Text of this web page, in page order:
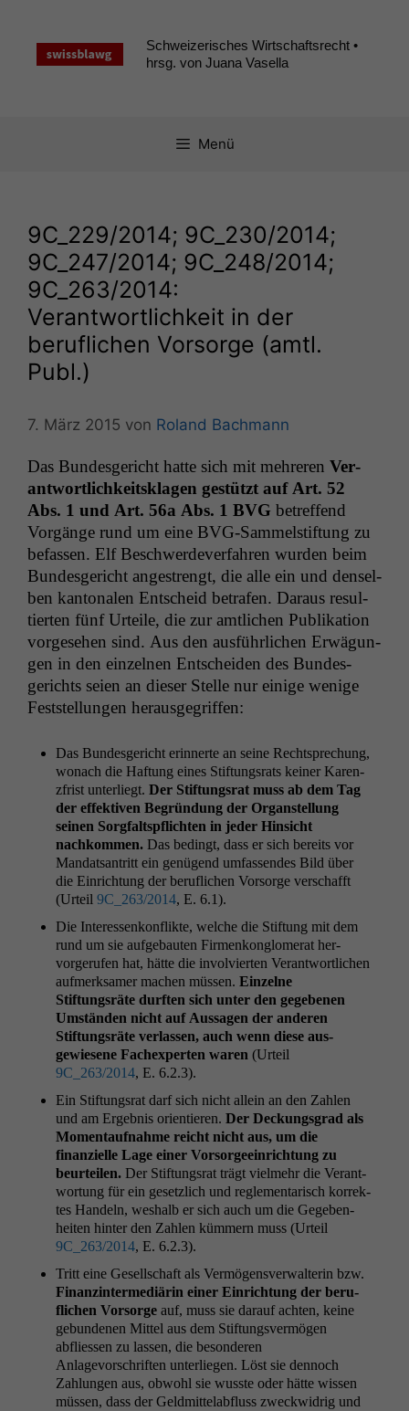
springen
Schweizerisches Wirtschaftsrecht •
hrsg. von Juana Vasella
Menü
9C_229/2014; 9C_230/2014;
9C_247/2014; 9C_248/2014;
9C_263/2014:
Verantwortlichkeit in der
beruflichen Vorsorge (amtl.
Publ.)
7. März 2015 von Roland Bachmann
Das Bun­des­gericht hat­te sich mit mehreren Ver­
ant­wortlichkeit­skla­gen gestützt auf Art. 52
Abs. 1 und Art. 56a Abs. 1 BVG betr­e­f­fend
Vorgänge rund um eine BVG-Sam­mel­s­tiftung zu
befassen. Elf Beschw­erde­v­er­fahren wur­den beim
Bun­des­gericht angestrengt, die alle ein und densel­
ben kan­tonalen Entscheid betrafen. Daraus resul­
tierten fünf Urteile, die zur amtlichen Pub­lika­tion
vorge­se­hen sind. Aus den aus­führlichen Erwä­gun­
gen in den einzel­nen Entschei­den des Bun­des­
gerichts seien an dieser Stelle nur einige wenige
Fest­stel­lun­gen herausgegriffen:
Das Bun­des­gericht erin­nerte an seine Recht­sprechung,
wonach die Haf­tung eines Stiftungsrats kein­er Karen­
zfrist unter­liegt. Der Stiftungsrat muss ab dem Tag
der effek­tiv­en Begrün­dung der Organstel­lung
seinen Sorgfalt­spflicht­en in jed­er Hin­sicht
nachkom­men. Das bed­ingt, dass er sich bere­its vor
Man­dat­santritt ein genü­gend umfassendes Bild über
die Ein­rich­tung der beru­flichen Vor­sorge ver­schafft
(Urteil 9C_263/2014, E. 6.1).
Die Inter­essenkon­flik­te, welche die Stiftung mit dem
rund um sie aufge­baut­en Fir­menkon­glom­er­at her­
vorgerufen hat, hätte die involvierten Ver­ant­wortlichen
aufmerk­samer machen müssen. Einzelne
Stiftungsräte durften sich unter den gegebe­nen
Umstän­den nicht auf Aus­sagen der anderen
Stiftungsräte ver­lassen, auch wenn diese aus­
gewiesene Fach­ex­perten waren (Urteil
9C_263/2014, E. 6.2.3).
Ein Stiftungsrat darf sich nicht allein an den Zahlen
und am Ergeb­nis ori­en­tieren. Der Deck­ungs­grad als
Momen­tauf­nahme reicht nicht aus, um die
finanzielle Lage ein­er Vor­sorgeein­rich­tung zu
beurteilen. Der Stiftungsrat trägt vielmehr die Ver­ant­
wor­tung für ein geset­zlich und regle­men­tarisch kor­rek­
tes Han­deln, weshalb er sich auch um die Gegeben­
heit­en hin­ter den Zahlen küm­mern muss (Urteil
9C_263/2014, E. 6.2.3).
Tritt eine Gesellschaft als Ver­mö­gensver­wal­terin bzw.
Finanz­in­ter­mediärin ein­er Ein­rich­tung der beru­
flichen Vor­sorge auf, muss sie darauf acht­en, keine
gebun­de­nen Mit­tel aus dem Stiftungsver­mö­gen
abfliessen zu lassen, die beson­deren
Anlagevorschriften unter­liegen. Löst sie den­noch
Zahlun­gen aus, obwohl sie wusste oder hätte wis­sen
müssen, dass der Geld­mit­te­labfluss zweck­widrig und